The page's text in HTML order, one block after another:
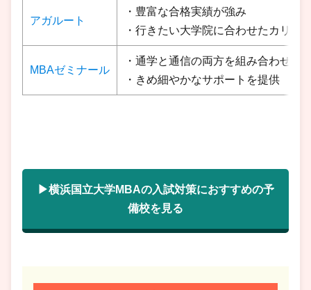
アガルート
・豊富な合格実績が強み
・行きたい大学院に合わせたカリキ
MBAゼミナール
・通学と通信の両方を組み合わせら
・きめ細やかなサポートを提供
▶横浜国立大学MBAの入試対策におすすめの予
備校を見る